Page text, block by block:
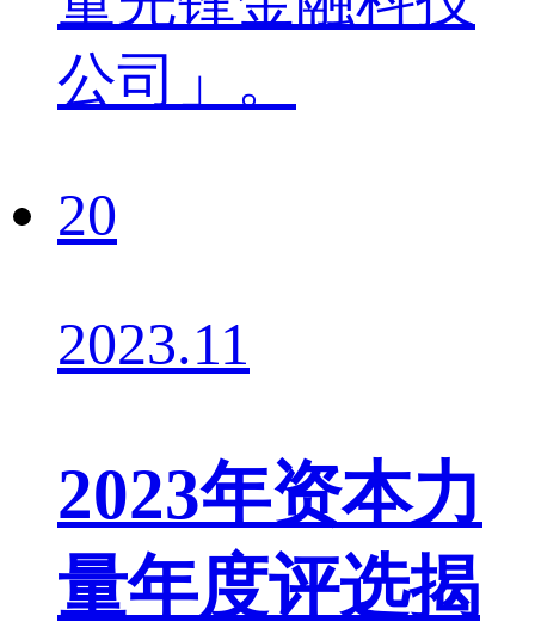
公司」。
20
2023.11
2023年资本力
量年度评选揭